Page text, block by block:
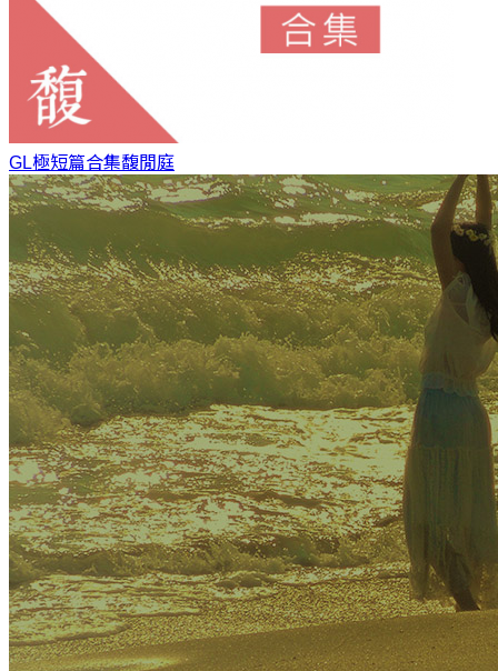
GL極短篇合集馥閒庭